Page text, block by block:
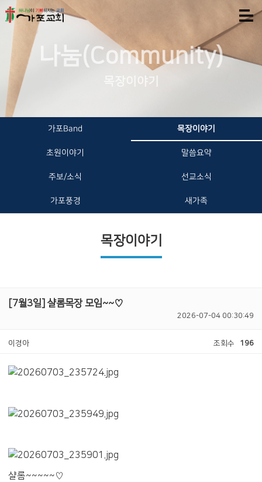
나눔(Community)
목장이야기
가포Band 목장이야기
초원이야기 말씀요약
주보/소식 선교소식
가포풍경 새가족
목장이야기
[7월3일] 샬롬목장 모임~~♡
2026-07-04 00:30:49
이경아 조회수 196
샬롬~~~~~♡